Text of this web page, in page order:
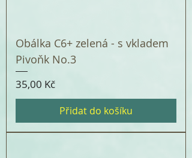
Obálka C6+ zelená - s vkladem
Pivoňk No.3
Cena
35,00 Kč
Přidat do košíku